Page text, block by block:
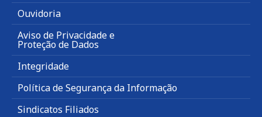
Ouvidoria
Aviso de Privacidade e
Proteção de Dados
Integridade
Política de Segurança da Informação
Sindicatos Filiados